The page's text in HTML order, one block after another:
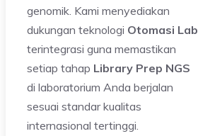
genomik. Kami menyediakan
dukungan teknologi Otomasi Lab
terintegrasi guna memastikan
setiap tahap Library Prep NGS
di laboratorium Anda berjalan
sesuai standar kualitas
internasional tertinggi.